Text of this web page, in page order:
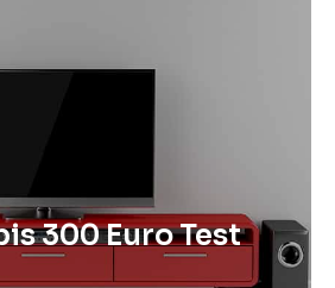
300 Euro Test